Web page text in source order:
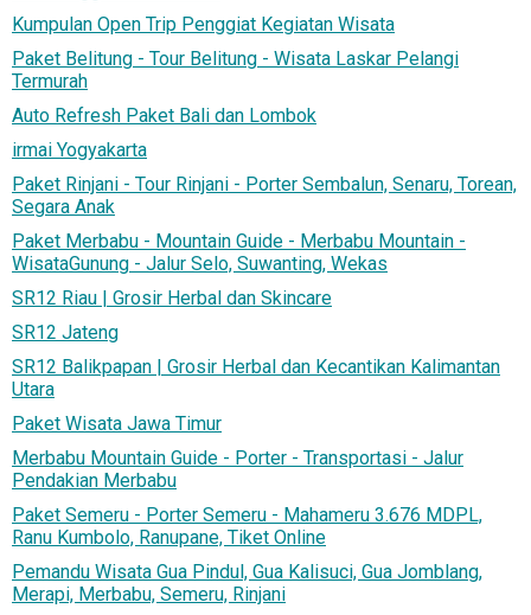
Kumpulan Open Trip Penggiat Kegiatan Wisata
Paket Belitung - Tour Belitung - Wisata Laskar Pelangi
Termurah
Auto Refresh Paket Bali dan Lombok
irmai Yogyakarta
Paket Rinjani - Tour Rinjani - Porter Sembalun, Senaru, Torean,
Segara Anak
Paket Merbabu - Mountain Guide - Merbabu Mountain -
WisataGunung - Jalur Selo, Suwanting, Wekas
SR12 Riau | Grosir Herbal dan Skincare
SR12 Jateng
SR12 Balikpapan | Grosir Herbal dan Kecantikan Kalimantan
Utara
Paket Wisata Jawa Timur
Merbabu Mountain Guide - Porter - Transportasi - Jalur
Pendakian Merbabu
Paket Semeru - Porter Semeru - Mahameru 3.676 MDPL,
Ranu Kumbolo, Ranupane, Tiket Online
Pemandu Wisata Gua Pindul, Gua Kalisuci, Gua Jomblang,
Merapi, Merbabu, Semeru, Rinjani